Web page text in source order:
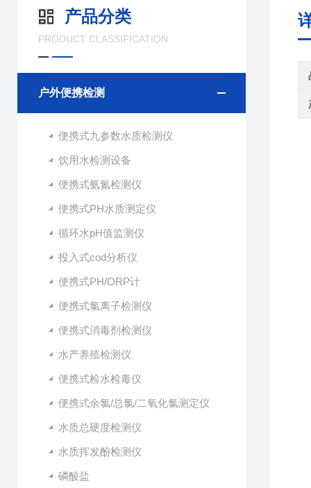
产品分类
PRODUCT CLASSIFICATION
户外便携检测
便携式九参数水质检测仪
饮用水检测设备
便携式氨氮检测仪
便携式PH水质测定仪
循环水pH值监测仪
投入式cod分析仪
便携式PH/ORP计
便携式氯离子检测仪
便携式消毒剂检测仪
水产养殖检测仪
便携式检水检毒仪
便携式余氯/总氯/二氧化氯测定仪
水质总硬度检测仪
水质挥发酚检测仪
磷酸盐